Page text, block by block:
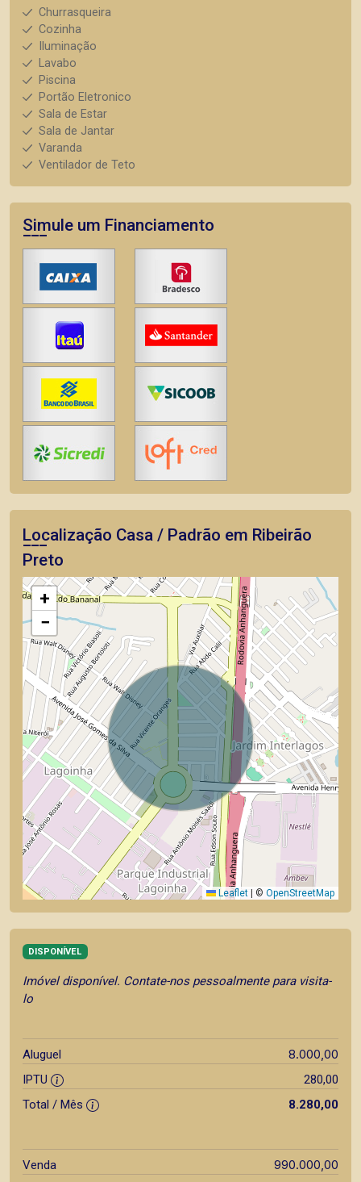
Churrasqueira
Cozinha
Iluminação
Lavabo
Piscina
Portão Eletronico
Sala de Estar
Sala de Jantar
Varanda
Ventilador de Teto
Simule um Financiamento
Localização Casa / Padrão em Ribeirão
Preto
+
−
Leaflet © OpenStreetMap
DISPONÍVEL
Imóvel disponível. Contate-nos pessoalmente para visita-
lo
Aluguel 8.000,00
IPTU
280,00
Total / Mês
8.280,00
Venda 990.000,00